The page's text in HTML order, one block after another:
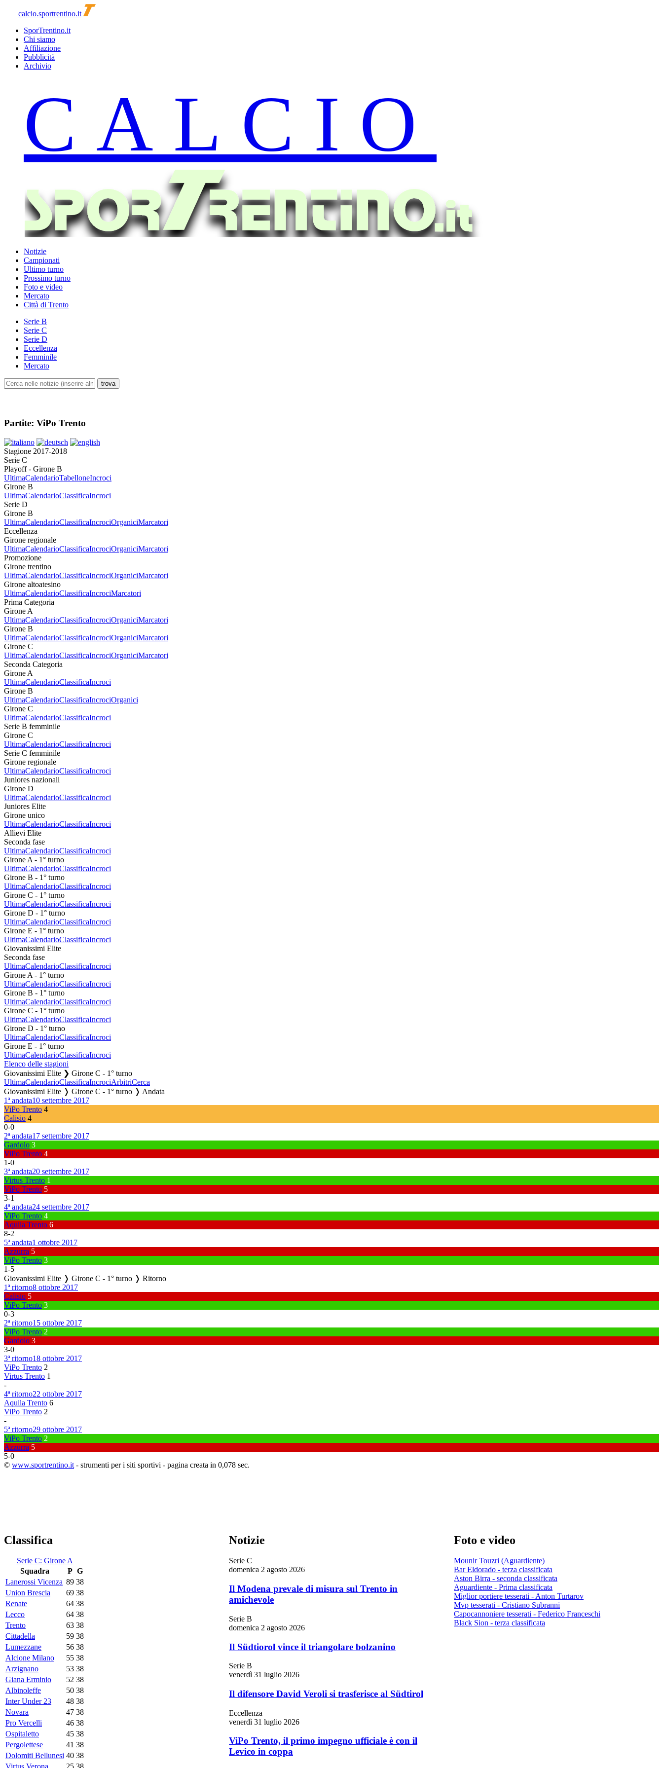
calcio.sportrentino.it
SporTrentino.it
Chi siamo
Affiliazione
Pubblicità
Archivio
Notizie
Campionati
Ultimo turno
Prossimo turno
Foto e video
Mercato
Città di Trento
Serie B
Serie C
Serie D
Eccellenza
Femminile
Mercato
Partite: ViPo Trento
Stagione 2017-2018
Serie C
Playoff - Girone B
UltimaCalendarioTabelloneIncroci
Girone B
UltimaCalendarioClassificaIncroci
Serie D
Girone B
UltimaCalendarioClassificaIncrociOrganiciMarcatori
Eccellenza
Girone regionale
UltimaCalendarioClassificaIncrociOrganiciMarcatori
Promozione
Girone trentino
UltimaCalendarioClassificaIncrociOrganiciMarcatori
Girone altoatesino
UltimaCalendarioClassificaIncrociMarcatori
Prima Categoria
Girone A
UltimaCalendarioClassificaIncrociOrganiciMarcatori
Girone B
UltimaCalendarioClassificaIncrociOrganiciMarcatori
Girone C
UltimaCalendarioClassificaIncrociOrganiciMarcatori
Seconda Categoria
Girone A
UltimaCalendarioClassificaIncroci
Girone B
UltimaCalendarioClassificaIncrociOrganici
Girone C
UltimaCalendarioClassificaIncroci
Serie B femminile
Girone C
UltimaCalendarioClassificaIncroci
Serie C femminile
Girone regionale
UltimaCalendarioClassificaIncroci
Juniores nazionali
Girone D
UltimaCalendarioClassificaIncroci
Juniores Elite
Girone unico
UltimaCalendarioClassificaIncroci
Allievi Elite
Seconda fase
UltimaCalendarioClassificaIncroci
Girone A - 1° turno
UltimaCalendarioClassificaIncroci
Girone B - 1° turno
UltimaCalendarioClassificaIncroci
Girone C - 1° turno
UltimaCalendarioClassificaIncroci
Girone D - 1° turno
UltimaCalendarioClassificaIncroci
Girone E - 1° turno
UltimaCalendarioClassificaIncroci
Giovanissimi Elite
Seconda fase
UltimaCalendarioClassificaIncroci
Girone A - 1° turno
UltimaCalendarioClassificaIncroci
Girone B - 1° turno
UltimaCalendarioClassificaIncroci
Girone C - 1° turno
UltimaCalendarioClassificaIncroci
Girone D - 1° turno
UltimaCalendarioClassificaIncroci
Girone E - 1° turno
UltimaCalendarioClassificaIncroci
Elenco delle stagioni
Giovanissimi Elite ❯ Girone C - 1° turno
UltimaCalendarioClassificaIncrociArbitriCerca
Giovanissimi Elite ❭ Girone C - 1° turno ❭ Andata
1ª andata10 settembre 2017
ViPo Trento 4
Calisio 4
0-0
2ª andata17 settembre 2017
Gardolo 3
ViPo Trento 4
1-0
3ª andata20 settembre 2017
Virtus Trento 1
ViPo Trento 5
3-1
4ª andata24 settembre 2017
ViPo Trento 4
Aquila Trento 6
8-2
5ª andata1 ottobre 2017
Azzurra 5
ViPo Trento 3
1-5
Giovanissimi Elite ❭ Girone C - 1° turno ❭ Ritorno
1ª ritorno8 ottobre 2017
Calisio 5
ViPo Trento 3
0-3
2ª ritorno15 ottobre 2017
ViPo Trento 2
Gardolo 3
3-0
3ª ritorno18 ottobre 2017
ViPo Trento 2
Virtus Trento 1
-
4ª ritorno22 ottobre 2017
Aquila Trento 6
ViPo Trento 2
-
5ª ritorno29 ottobre 2017
ViPo Trento 2
Azzurra 5
5-0
© www.sportrentino.it - strumenti per i siti sportivi - pagina creata in 0,078 sec.
Classifica
Serie C: Girone A
Squadra
P G
Lanerossi Vicenza 89 38
Union Brescia
69 38
Renate
64 38
Lecco
64 38
Trento
63 38
Cittadella
59 38
Lumezzane
56 38
Alcione Milano
55 38
Arzignano
53 38
Giana Erminio
52 38
Albinoleffe
50 38
Inter Under 23
48 38
Novara
47 38
Pro Vercelli
46 38
Ospitaletto
45 38
Pergolettese
41 38
Dolomiti Bellunesi 40 38
Notizie
Serie C
domenica 2 agosto 2026
Il Modena prevale di misura sul Trento in
amichevole
Serie B
domenica 2 agosto 2026
Il Südtiorol vince il triangolare bolzanino
Serie B
venerdì 31 luglio 2026
Il difensore David Veroli si trasferisce al Südtirol
Eccellenza
venerdì 31 luglio 2026
ViPo Trento, il primo impegno ufficiale è con il
Levico in coppa
Foto e video
Mounir Touzri (Aguardiente)
Bar Eldorado - terza classificata
Aston Birra - seconda classificata
Aguardiente - Prima classificata
Miglior portiere tesserati - Anton Turtarov
Mvp tesserati - Cristiano Subranni
Capocannoniere tesserati - Federico Franceschi
Black Sion - terza classificata